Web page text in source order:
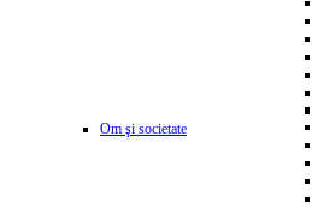
Om şi societate